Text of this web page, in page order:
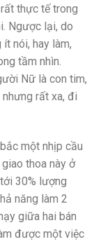
thực tế trong
Ngược lại, do
nói, hay làm,
tầm nhìn.
Nữ là con tim,
rất xa, đi
một nhịp cầu
thoa này ở
30% lượng
năng làm 2
giữa hai bán
được một việc